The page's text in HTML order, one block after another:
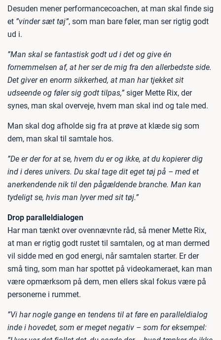
Desuden mener performancecoachen, at man skal finde sig
et ”vinder sæt tøj”, som man bare føler, man ser rigtig godt
ud i.
”Man skal se fantastisk godt ud i det og give én
fornemmelsen af, at her ser de mig fra den allerbedste side.
Det giver en enorm sikkerhed, at man har tjekket sit
udseende og føler sig godt tilpas,” siger Mette Rix, der
synes, man skal overveje, hvem man skal ind og tale med.
Man skal dog afholde sig fra at prøve at klæde sig som
dem, man skal til samtale hos.
”De er der for at se, hvem du er og ikke, at du kopierer dig
ind i deres univers. Du skal tage dit eget tøj på – med et
anerkendende nik til den pågældende branche. Man kan
tydeligt se, hvis man lyver med sit tøj.”
Drop paralleldialogen
Har man tænkt over ovennævnte råd, så mener Mette Rix,
at man er rigtig godt rustet til samtalen, og at man dermed
vil sidde med en god energi, når samtalen starter. Er der
små ting, som man har spottet på videokameraet, kan man
være opmærksom på dem, men ellers skal fokus være på
personerne i rummet.
”Vi har nogle gange en tendens til at føre en paralleldialog
inde i hovedet, som er meget negativ – som for eksempel: